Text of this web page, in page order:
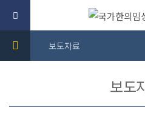
보도자료
보도